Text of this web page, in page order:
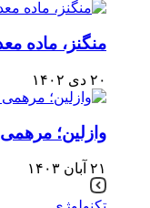
منگنز، ماده
۲۰ دی ۱۴۰۲
وازلین؛
۲۱ آبان ۱۴۰۳